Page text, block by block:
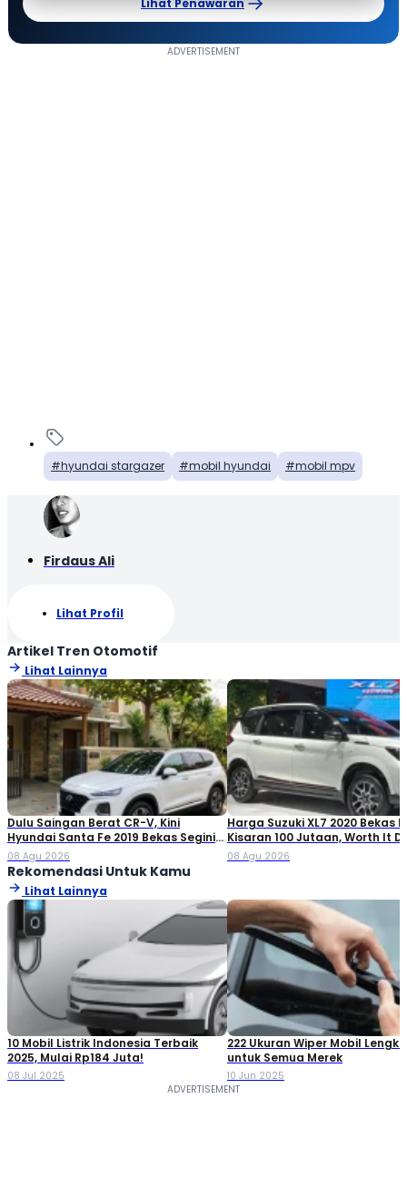
Lihat Penawaran
hyundai stargazer mobil hyundai mobil mpv
Firdaus Ali
Lihat Profil
Artikel Tren Otomotif
Lihat Lainnya
Dulu Saingan Berat CR-V, Kini
Hyundai Santa Fe 2019 Bekas Segini
Harganya
08 Agu 2026
Harga Suzuki XL7 2020 Bekas
Kisaran 100 Jutaan, Worth It
08 Agu 2026
Rekomendasi Untuk Kamu
Lihat Lainnya
10 Mobil Listrik Indonesia Terbaik
2025, Mulai Rp184 Juta!
08 Jul 2025
222 Ukuran Wiper Mobil
untuk Semua Merek
10 Jun 2025